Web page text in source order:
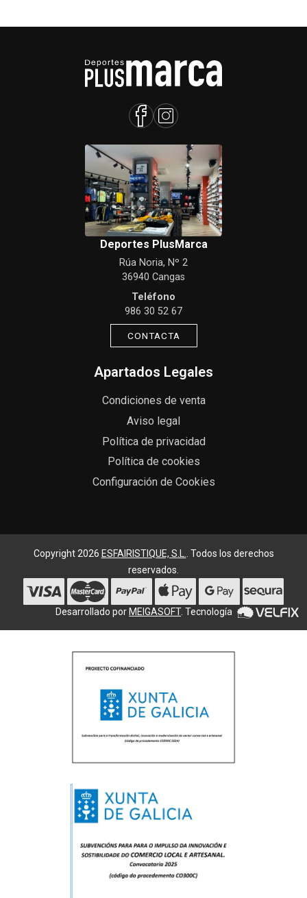
Deportes PlusMarca
Rúa Noria, Nº 2
36940 Cangas
Teléfono
986 30 52 67
CONTACTA
Apartados Legales
Condiciones de venta
Aviso legal
Política de privacidad
Política de cookies
Configuración de Cookies
Copyright 2026 ESFAIRISTIQUE, S.L.
. Todos los derechos
reservados.
Desarrollado por MEIGASOFT. Tecnología